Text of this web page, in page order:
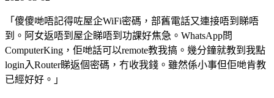
「 傻傻哋唔記得咗屋企WiFi密碼，部舊電話又連接唔到睇唔
到。阿女返唔到屋企睇唔到功課好焦急。WhatsApp問
ComputerKing，佢哋話可以remote教我搞。幾分鐘就教到我點
login入Router睇返個密碼，冇收我錢。雖然係小事但佢哋肯教
已經好好。 」